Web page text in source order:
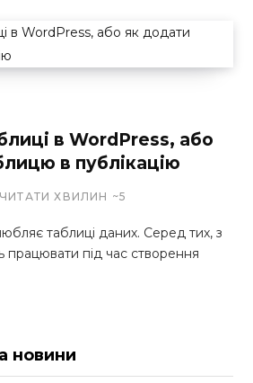
в WordPress, або
в публікацію
ЧИТАТИ ХВИЛИН ~5
таблиці даних. Серед тих, з
під час створення
новини